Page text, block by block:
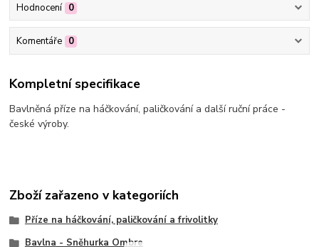
Hodnocení 0
Komentáře 0
Kompletní specifikace
Bavlněná příze na háčkování, paličkování a další ruční práce -
české výroby.
Zboží zařazeno v kategoriích
Příze na háčkování, paličkování a frivolitky
Bavlna - Sněhurka Ombre